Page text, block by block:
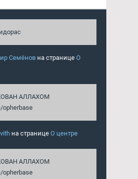
Семёнов на странице О
АЛЛАХОМ
opherbase
на странице О центре
АЛЛАХОМ
opherbase